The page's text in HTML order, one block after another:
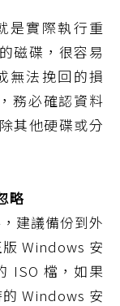
是實際執行重
磁碟，很容易
無法挽回的損
務必確認資料
其他硬碟或分
略
建議備份到外
Windows 安
ISO 檔，如果
Windows 安